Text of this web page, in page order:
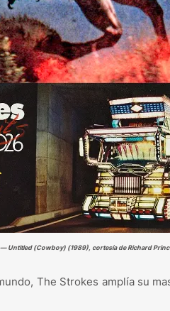
Untitled (Cowboy) (1989), cortesía de Richard
The Strokes amplía su